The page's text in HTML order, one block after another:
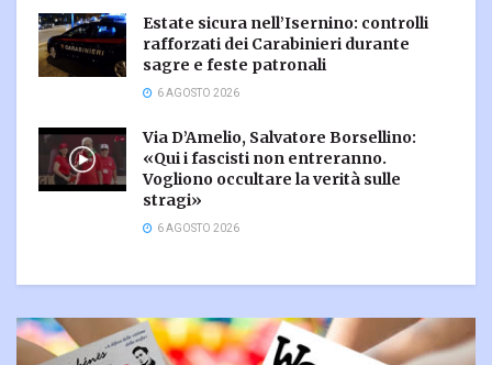
Estate sicura nell’Isernino: controlli
rafforzati dei Carabinieri durante
sagre e feste patronali
6 AGOSTO 2026
Via D’Amelio, Salvatore Borsellino:
«Qui i fascisti non entreranno.
Vogliono occultare la verità sulle
stragi»
6 AGOSTO 2026